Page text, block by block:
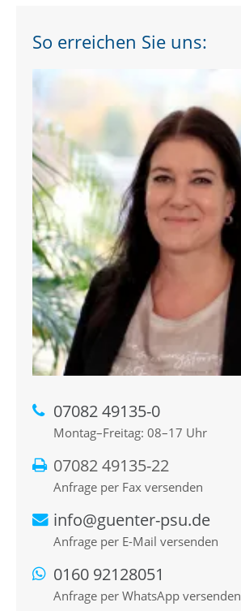
So erreichen Sie uns:
07082 49135-0
Montag–Freitag: 08–17 Uhr
07082 49135-22
Anfrage per Fax versenden
info@guenter-psu.de
Anfrage per E-Mail versenden
0160 92128051
Anfrage per WhatsApp versenden